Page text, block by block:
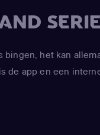
het kan
de app en een